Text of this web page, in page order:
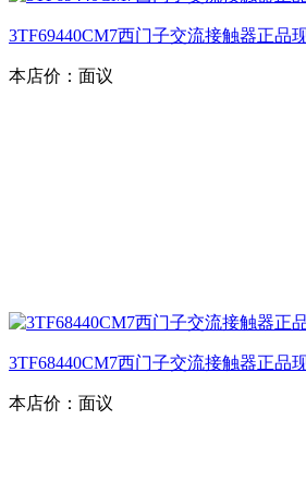
3TF69440CM7西门子交流接触器正品
本店价： 面议
3TF68440CM7西门子交流接触器正品
本店价： 面议